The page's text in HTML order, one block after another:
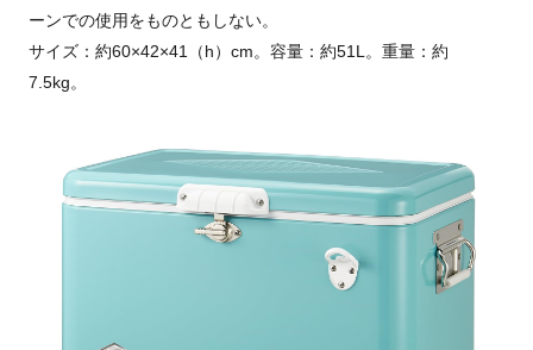
ーンでの使用をものともしない。
サイズ：約60×42×41（h）cm。容量：約51L。重量：約
7.5kg。